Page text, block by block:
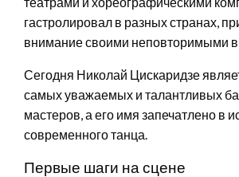
гастролировал в разных странах,
внимание своими неповторимыми
Сегодня Николай Цискаридзе
самых уважаемых и талантливых
мастеров, а его имя запечатлено в
современного танца.
Первые шаги на сцене